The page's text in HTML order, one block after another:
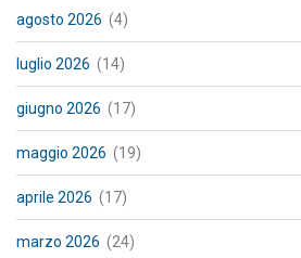
agosto 2026 (4)
luglio 2026 (14)
giugno 2026 (17)
maggio 2026 (19)
aprile 2026 (17)
marzo 2026 (24)